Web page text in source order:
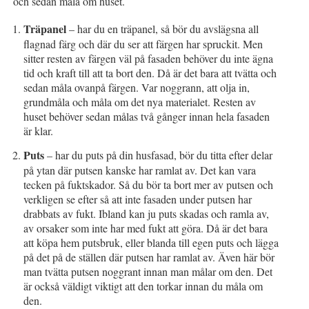
Träpanel– har du en träpanel, så bör du avslägsna all
flagnad färg och där du ser att färgen har spruckit. Men
sitter resten av färgen väl på fasaden behöver du inte ägna
tid och kraft till att ta bort den. Då är det bara att tvätta och
sedan måla ovanpå färgen. Var noggrann, att olja in,
grundmåla och måla om det nya materialet. Resten av
huset behöver sedan målas två gånger innan hela fasaden
är klar.
Puts– har du puts på din husfasad, bör du titta efter delar
på ytan där putsen kanske har ramlat av. Det kan vara
tecken på fuktskador. Så du bör ta bort mer av putsen och
verkligen se efter så att inte fasaden under putsen har
drabbats av fukt. Ibland kan ju puts skadas och ramla av,
av orsaker som inte har med fukt att göra. Då är det bara
att köpa hem putsbruk, eller blanda till egen puts och lägga
på det på de ställen där putsen har ramlat av. Även här bör
man tvätta putsen noggrant innan man målar om den. Det
är också väldigt viktigt att den torkar innan du måla om
den.